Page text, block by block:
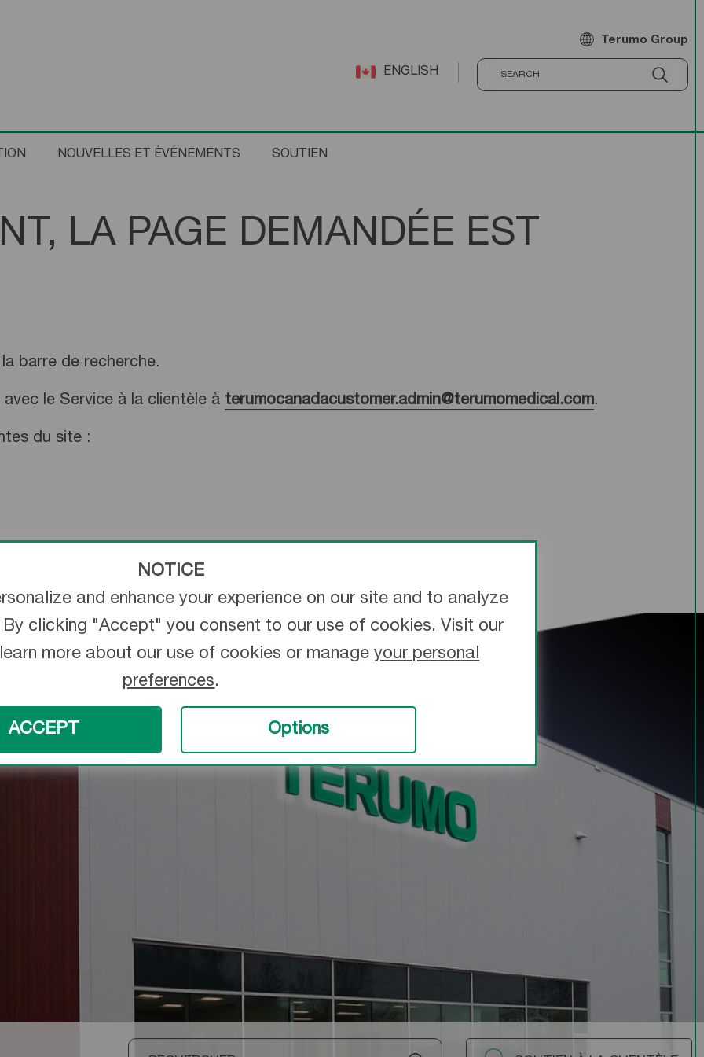
Terumo Group
ENGLISH
NOUVELLES ET ÉVÉNEMENTS SOUTIEN
LA PAGE DEMANDÉE EST
barre de recherche.
le Service à la clientèle à terumocanadacustomer.admin@terumomedical.com.
du site :
NOTICE
and enhance your experience on our site and to analyze
clicking "Accept" you consent to our use of cookies. Visit our
more about our use of cookies or manageyour personal
preferences.
ACCEPT Options